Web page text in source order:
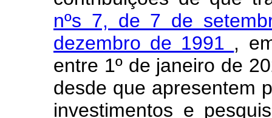
nºs 7, de 7 de
dezembro de 1991 ,
entre 1º de janeiro de
desde que apresentem
investimentos e